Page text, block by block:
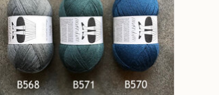
Piece of Silver uit Laine 1.
beeld kan afwijken van de werkelijke kleur.
kan een opmerkelijk verschil zitten tussen de